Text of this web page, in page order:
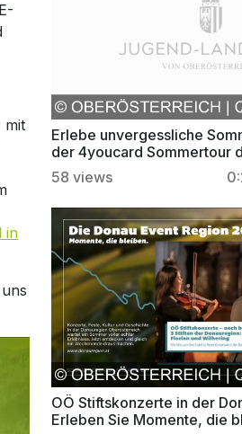
mit
in
Erlebe unvergessliche
der 4youcard Sommertour
OÖ!
58 views
OÖ Stiftskonzerte in der
Erleben Sie Momente, die